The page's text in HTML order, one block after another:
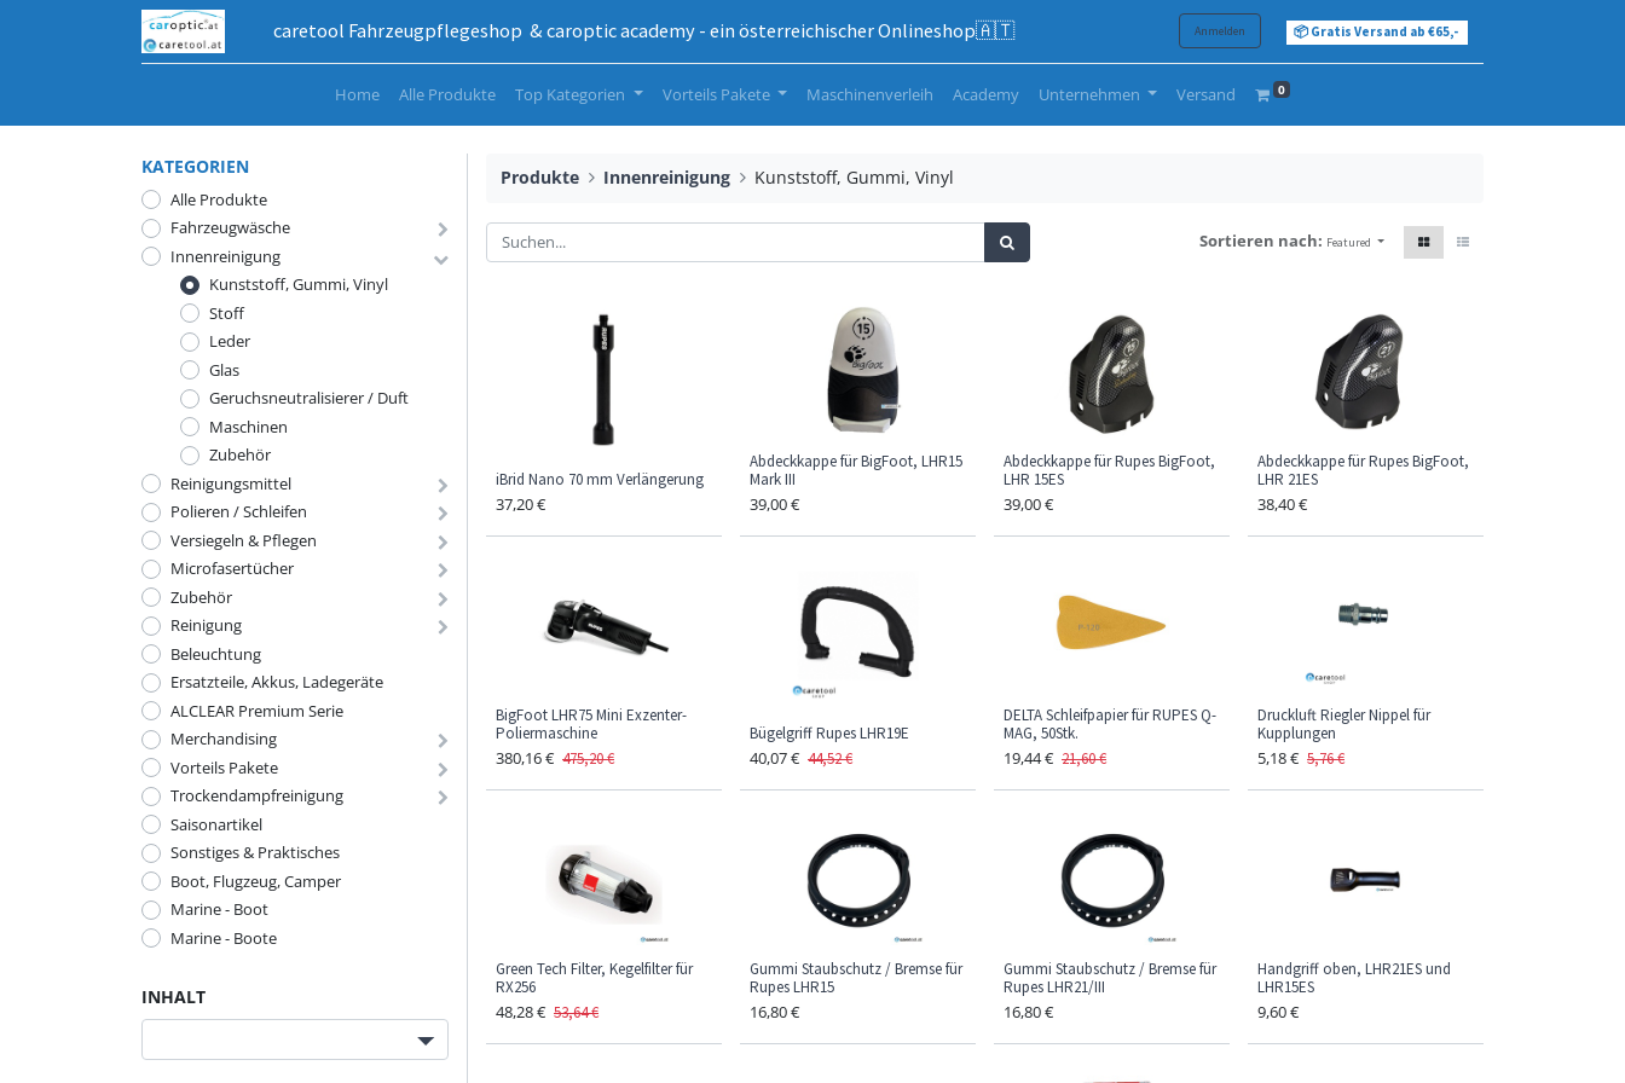
caretool Fahrzeugpflegeshop & caroptic academy - ein österreichischer Onlineshop🇦🇹 Anmelden 📦 Gratis Versand ab €65,-
Home Alle Produkte Top Kategorien Vorteils Pakete Maschinenverleih Academy Unternehmen Versand 0
KATEGORIEN
Alle Produkte
Fahrzeugwäsche
Innenreinigung
Kunststoff, Gummi, Vinyl
Stoff
Leder
Glas
Geruchsneutralisierer / Duft
Maschinen
Zubehör
Reinigungsmittel
Polieren / Schleifen
Versiegeln & Pflegen
Microfasertücher
Zubehör
Reinigung
Beleuchtung
Ersatzteile, Akkus, Ladegeräte
ALCLEAR Premium Serie
Merchandising
Vorteils Pakete
Trockendampfreinigung
Saisonartikel
Sonstiges & Praktisches
Boot, Flugzeug, Camper
Marine - Boot
Marine - Boote
INHALT
Produkte Innenreinigung Kunststoff, Gummi, Vinyl
Sortieren nach: Featured
iBrid Nano 70 mm Verlängerung
37,20€
Abdeckkappe für BigFoot, LHR15
Mark III
39,00€
Abdeckkappe für Rupes BigFoot,
LHR 15ES
39,00€
Abdeckkappe für Rupes BigFoot,
LHR 21ES
38,40€
BigFoot LHR75 Mini Exzenter-
Poliermaschine
380,16€ 475,20€
Bügelgriff Rupes LHR19E
40,07€ 44,52€
DELTA Schleifpapier für RUPES Q-
MAG, 50Stk.
19,44€ 21,60€
Druckluft Riegler Nippel für
Kupplungen
5,18€ 5,76€
Green Tech Filter, Kegelfilter für
RX256
48,28€ 53,64€
Gummi Staubschutz / Bremse für
Rupes LHR15
16,80€
Gummi Staubschutz / Bremse für
Rupes LHR21/III
16,80€
Handgriff oben, LHR21ES und
LHR15ES
9,60€